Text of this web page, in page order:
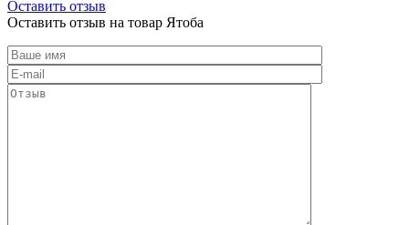
Оставить отзыв
Оставить отзыв на товар Ятоба